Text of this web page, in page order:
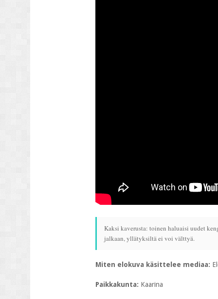
Kaksi kaverusta: toinen haluaisi uudet
jalkaan, yllätyksiltä ei voi välttyä.
Miten elokuva käsittelee mediaa:
Paikkakunta: Kaarina